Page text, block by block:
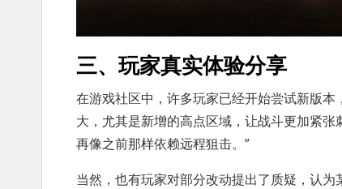
三、玩家真实体验分享
在游戏社区中，许多玩家已经开始尝试新版
大，尤其是新增的高点区域，让战斗更加紧
再像之前那样依赖远程狙击。”
当然，也有玩家对部分改动提出了质疑，认